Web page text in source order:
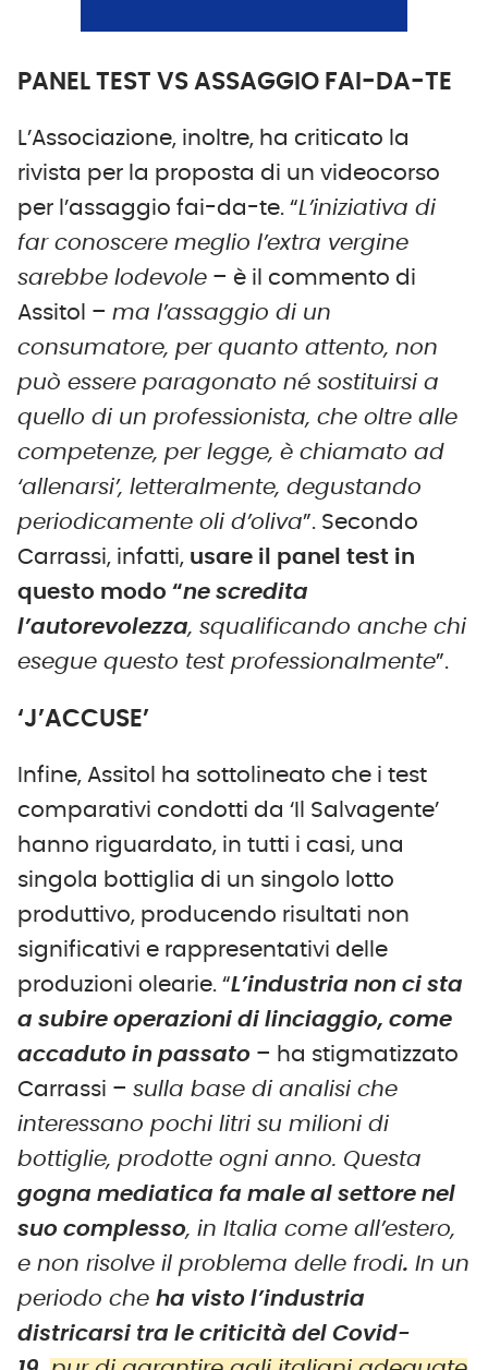
PANEL TEST VS ASSAGGIO FAI-DA-TE
L’Associazione, inoltre, ha criticato la
rivista per la proposta di un videocorso
per l’assaggio fai-da-te. “L’iniziativa di
far conoscere meglio l’extra vergine
sarebbe lodevole – è il commento di
Assitol – ma l’assaggio di un
consumatore, per quanto attento, non
può essere paragonato né sostituirsi a
quello di un professionista, che oltre alle
competenze, per legge, è chiamato ad
‘allenarsi’, letteralmente, degustando
periodicamente oli d’oliva”. Secondo
Carrassi, infatti, usare il panel test in
questo modo “ne scredita
l’autorevolezza, squalificando anche chi
esegue questo test professionalmente”.
‘J’ACCUSE’
Infine, Assitol ha sottolineato che i test
comparativi condotti da ‘Il Salvagente’
hanno riguardato, in tutti i casi, una
singola bottiglia di un singolo lotto
produttivo, producendo risultati non
significativi e rappresentativi delle
produzioni olearie. “L’industria non ci sta
a subire operazioni di linciaggio, come
accaduto in passato – ha stigmatizzato
Carrassi – sulla base di analisi che
interessano pochi litri su milioni di
bottiglie, prodotte ogni anno. Questa
gogna mediatica fa male al settore nel
suo complesso, in Italia come all’estero,
e non risolve il problema delle frodi. In un
periodo che ha visto l’industria
districarsi tra le criticità del Covid-